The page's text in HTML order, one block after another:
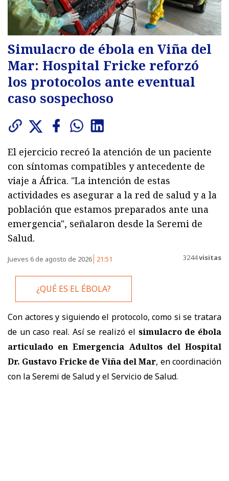
Simulacro de ébola en Viña del
Mar: Hospital Fricke reforzó
los protocolos ante eventual
caso sospechoso
El ejercicio recreó la atención de un paciente
con síntomas compatibles y antecedente de
viaje a África. "La intención de estas
actividades es asegurar a la red de salud y a la
población que estamos preparados ante una
emergencia", señalaron desde la Seremi de
Salud.
Jueves 6 de agosto de 2026 21:51 3244visitas
¿QUÉ ES EL ÉBOLA?
Con actores y siguiendo el protocolo, como si se tratara
de un caso real. Así se realizó el simulacro de ébola
articulado en Emergencia Adultos del Hospital
Dr. Gustavo Fricke de Viña del Mar, en coordinación
con la Seremi de Salud y el Servicio de Salud.